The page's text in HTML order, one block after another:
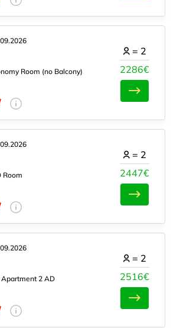
Room (no Balcony)
2286€
= 2
Room
2447€
= 2
Apartment 2 AD
2516€
= 2